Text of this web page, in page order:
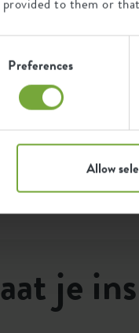
Preferences
Allow
je